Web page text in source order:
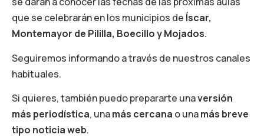
que se celebrarán en los municipios de Íscar,
Montemayor de Pililla, Boecillo y Mojados.
Seguiremos informando a través de nuestros canales
habituales.
Si quieres, también puedo prepararte unaversión
más periodística, unamás cercana o unamás breve
tipo noticia web.